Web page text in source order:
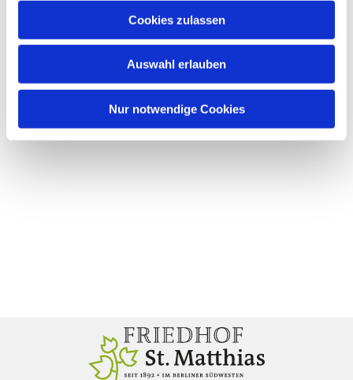
Cookies zulassen
Auswahl erlauben
Nur notwendige Cookies